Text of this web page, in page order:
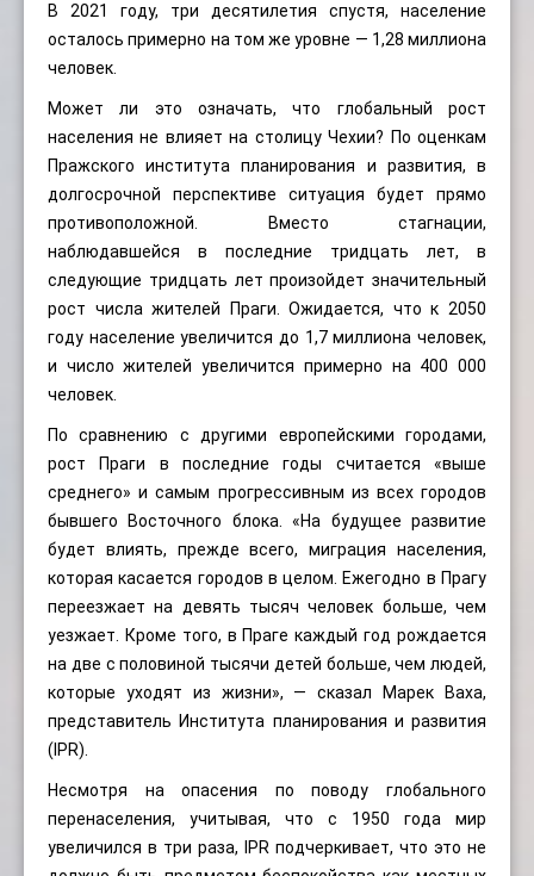
В 2021 году, три десятилетия спустя, население
осталось примерно на том же уровне — 1,28 миллиона
человек.
Может ли это означать, что глобальный рост
населения не влияет на столицу Чехии? По оценкам
Пражского института планирования и развития, в
долгосрочной перспективе ситуация будет прямо
противоположной. Вместо стагнации,
наблюдавшейся в последние тридцать лет, в
следующие тридцать лет произойдет значительный
рост числа жителей Праги. Ожидается, что к 2050
году население увеличится до 1,7 миллиона человек,
и число жителей увеличится примерно на 400 000
человек.
По сравнению с другими европейскими городами,
рост Праги в последние годы считается «выше
среднего» и самым прогрессивным из всех городов
бывшего Восточного блока. «На будущее развитие
будет влиять, прежде всего, миграция населения,
которая касается городов в целом. Ежегодно в Прагу
переезжает на девять тысяч человек больше, чем
уезжает. Кроме того, в Праге каждый год рождается
на две с половиной тысячи детей больше, чем людей,
которые уходят из жизни», — сказал Марек Ваха,
представитель Института планирования и развития
(IPR).
Несмотря на опасения по поводу глобального
перенаселения, учитывая, что с 1950 года мир
увеличился в три раза, IPR подчеркивает, что это не